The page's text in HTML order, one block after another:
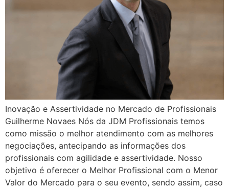
Inovação e Assertividade no Mercado de Profissionais
Guilherme Novaes Nós da JDM Profissionais temos
como missão o melhor atendimento com as melhores
negociações, antecipando as informações dos
profissionais com agilidade e assertividade. Nosso
objetivo é oferecer o Melhor Profissional com o Menor
Valor do Mercado para o seu evento, sendo assim, caso